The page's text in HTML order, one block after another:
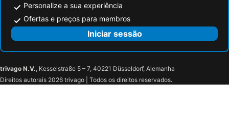
Personalize a sua experiência
Ofertas e preços para membros
Iniciar sessão
trivago N.V., Kesselstraße 5 – 7, 40221 Düsseldorf, Alemanha
Direitos autorais 2026 trivago | Todos os direitos reservados.